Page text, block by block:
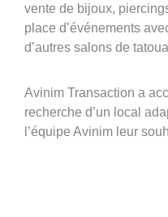
vente de bijoux,
place d’événements
d’autres salons de
Avinim Transaction a
recherche d’un local
l’équipe Avinim leur